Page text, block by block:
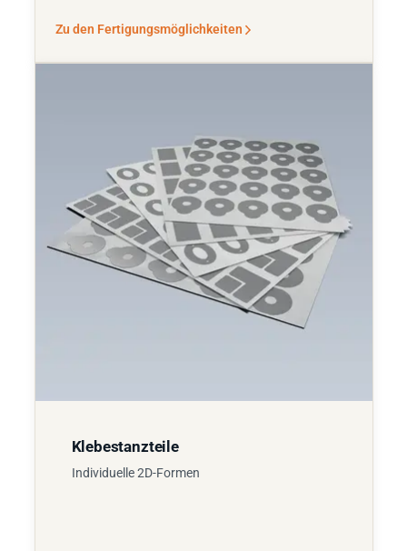
Zu den Fertigungsmöglichkeiten
Klebestanzteile
Individuelle 2D-Formen